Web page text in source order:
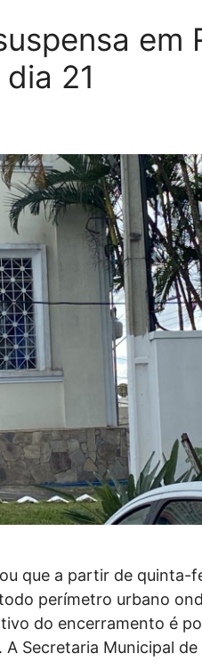
em
21
que a partir de quinta-
perímetro urbano
do encerramento é
Secretaria Municipal